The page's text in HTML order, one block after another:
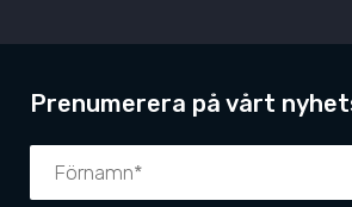
Prenumerera på vårt